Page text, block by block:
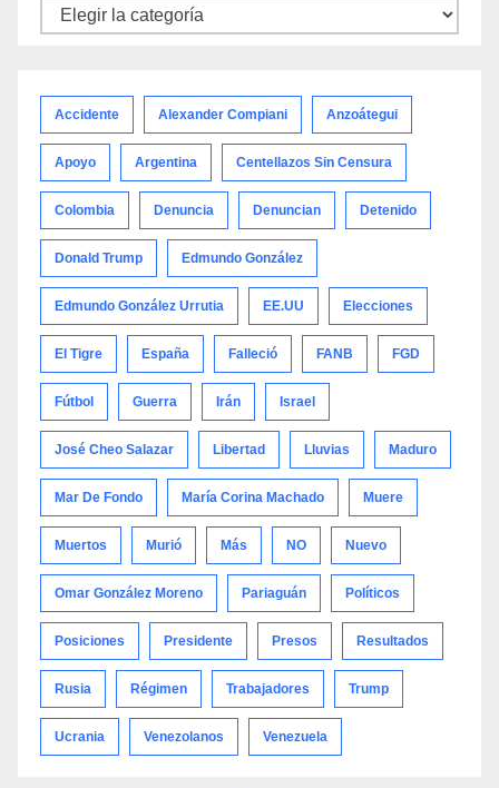
Noticias
Accidente Alexander Compiani Anzoátegui
Apoyo Argentina Centellazos Sin Censura
Colombia Denuncia Denuncian Detenido
Donald Trump Edmundo González
Edmundo González Urrutia EE.UU Elecciones
El Tigre España Falleció FANB FGD
Fútbol Guerra Irán Israel
José Cheo Salazar Libertad Lluvias Maduro
Mar De Fondo María Corina Machado Muere
Muertos Murió Más NO Nuevo
Omar González Moreno Pariaguán Políticos
Posiciones Presidente Presos Resultados
Rusia Régimen Trabajadores Trump
Ucrania Venezolanos Venezuela